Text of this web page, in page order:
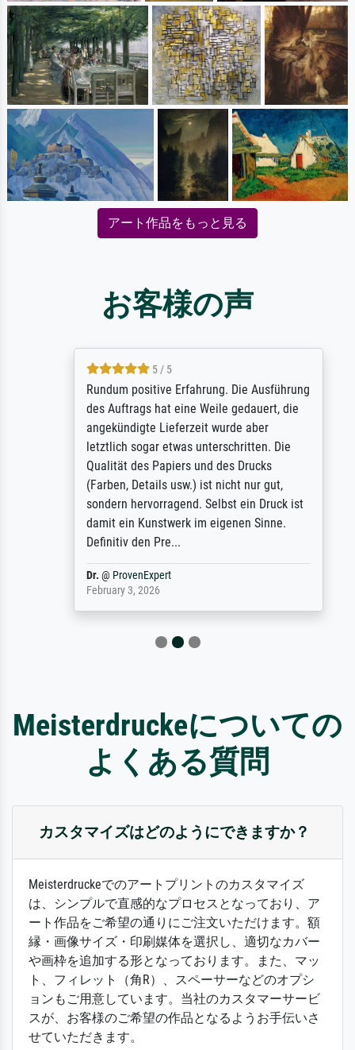
アート作品をもっと見る
お客様の声
5 / 5
Rundum positive Erfahrung. Die Ausführung
des Auftrags hat eine Weile gedauert, die
angekündigte Lieferzeit wurde aber
letztlich sogar etwas unterschritten. Die
Qualität des Papiers und des Drucks
(Farben, Details usw.) ist nicht nur gut,
sondern hervorragend. Selbst ein Druck ist
damit ein Kunstwerk im eigenen Sinne.
Definitiv den Pre...
@ProvenExpert
February 3, 2026
Meisterdruckeについての
よくある質問
カスタマイズはどのようにできますか？
Meisterdruckeでのアートプリントのカスタマイズ
は、シンプルで直感的なプロセスとなっており、ア
ート作品をご希望の通りにご注文いただけます。額
縁・画像サイズ・印刷媒体を選択し、適切なカバー
や画枠を追加する形となっております。また、マッ
ト、フィレット（角R）、スペーサーなどのオプシ
ョンもご用意しています。当社のカスタマーサービ
スが、お客様のご希望の作品となるようお手伝いさ
せていただきます。